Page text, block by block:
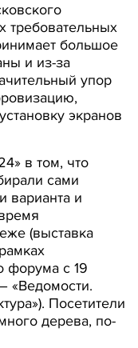
требовательных
большое
и из-за
упор
экранов
в том, что
сами
варианта и
(выставка
форума с 19
«Ведомости.
Посетители
дерева, по-